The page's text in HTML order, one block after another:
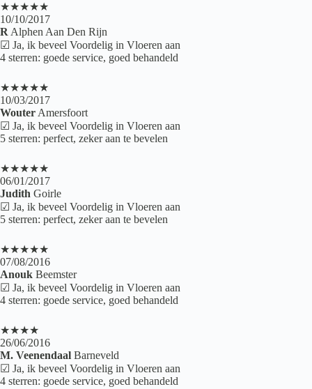
★★★★★
10/10/2017
R Alphen Aan Den Rijn
☑ Ja, ik beveel Voordelig in Vloeren aan
4 sterren: goede service, goed behandeld
★★★★★
10/03/2017
Wouter Amersfoort
☑ Ja, ik beveel Voordelig in Vloeren aan
5 sterren: perfect, zeker aan te bevelen
★★★★★
06/01/2017
Judith Goirle
☑ Ja, ik beveel Voordelig in Vloeren aan
5 sterren: perfect, zeker aan te bevelen
★★★★★
07/08/2016
Anouk Beemster
☑ Ja, ik beveel Voordelig in Vloeren aan
4 sterren: goede service, goed behandeld
★★★★
26/06/2016
M. Veenendaal Barneveld
☑ Ja, ik beveel Voordelig in Vloeren aan
4 sterren: goede service, goed behandeld